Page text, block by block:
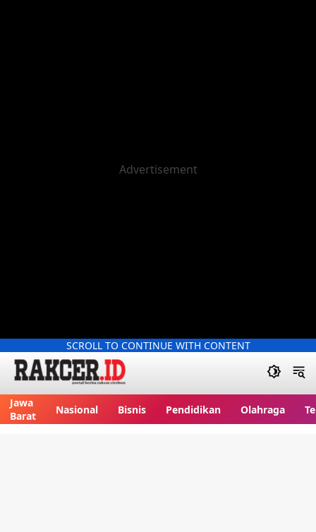
SCROLL TO CONTINUE WITH CONTENT
Jawa
Barat
Nasional Bisnis Pendidikan Olahraga